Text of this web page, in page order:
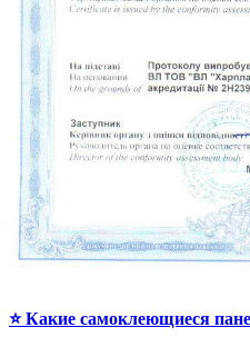
⭐ Какие самоклеющиеся